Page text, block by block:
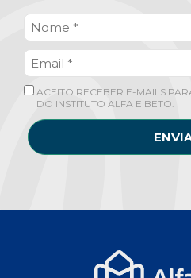
ACEITO RECEBER E-MAILS
DO INSTITUTO ALFA E BETO.